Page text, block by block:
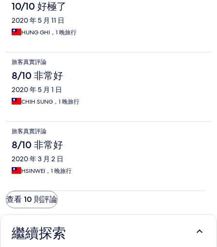
10/10 好極了
2020 年 5 月 11 日
HUNG GHI，1 晚旅行
旅客真實評論
8/10 非常好
2020 年 5 月 1 日
CHIH SUNG，1 晚旅行
旅客真實評論
8/10 非常好
2020 年 3 月 2 日
HSINWEI，1 晚旅行
查看 10 則評論
繼續探索